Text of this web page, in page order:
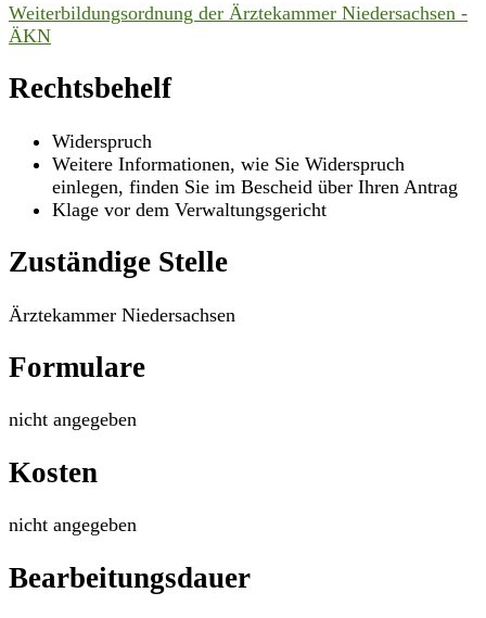
Weiterbildungsordnung der Ärztekammer Niedersachsen -
ÄKN
Rechtsbehelf
Widerspruch
Weitere Informationen, wie Sie Widerspruch
einlegen, finden Sie im Bescheid über Ihren Antrag
Klage vor dem Verwaltungsgericht
Zuständige Stelle
Ärztekammer Niedersachsen
Formulare
nicht angegeben
Kosten
nicht angegeben
Bearbeitungsdauer